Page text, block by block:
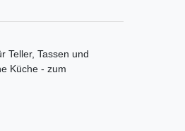
Teller, Tassen und
Küche - zum